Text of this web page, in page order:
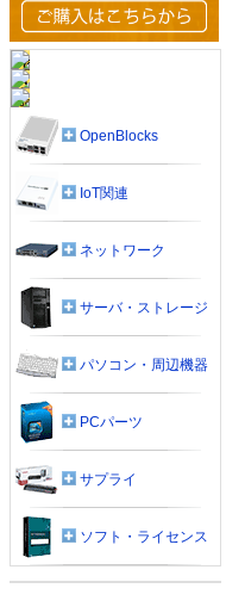
OpenBlocks
IoT関連
ネットワーク
サーバ・ストレージ
パソコン・周辺機器
PCパーツ
サプライ
ソフト・ライセンス